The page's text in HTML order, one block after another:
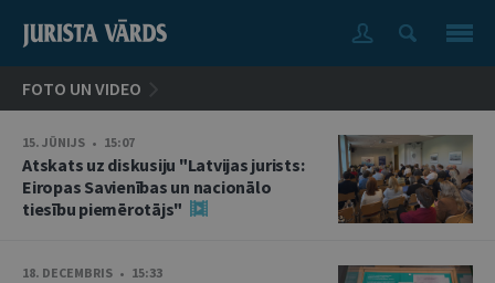
FOTO UN VIDEO
15. JŪNIJS • 15:07
Atskats uz diskusiju "Latvijas jurists:
Eiropas Savienības un nacionālo
tiesību piemērotājs"
18. DECEMBRIS • 15:33